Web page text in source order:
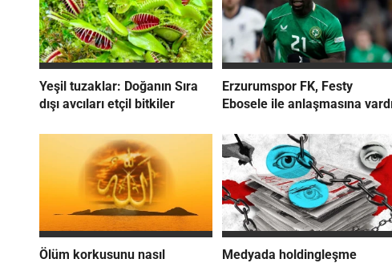
Yeşil tuzaklar: Doğanın Sıra
dışı avcıları etçil bitkiler
Erzurumspor FK, Festy
Ebosele ile anlaşmasına
Ölüm korkusunu nasıl
Medyada holdingleşme